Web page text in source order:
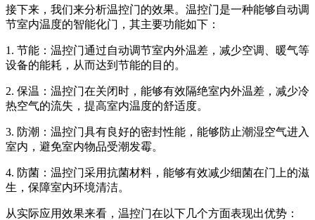
接下来，我们来分析温控门的效果。温控门是一种能够自动调
节室内温度的智能化门，其主要功能如下：
1. 节能：温控门通过自动调节室内外温差，减少空调、暖气等
设备的能耗，从而达到节能的目的。
2. 保温：温控门在关闭时，能够有效隔绝室内外温差，减少冷
热空气的流失，提高室内温度的舒适度。
3. 防潮：温控门具有良好的密封性能，能够防止潮湿空气进入
室内，避免室内物品受潮发霉。
4. 防菌：温控门采用抗菌材料，能够有效减少细菌在门上的滋
生，保障室内环境清洁。
从实际应用效果来看，温控门在以下几个方面表现出优势：